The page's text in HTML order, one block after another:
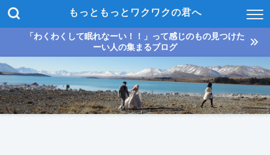
もっともっとワクワクの君へ
「わくわくして眠れなーい！！」って感じのもの見つけた
ーい人の集まるブログ